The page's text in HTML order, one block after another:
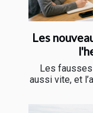
Les
Les fausses
aussi vite, et